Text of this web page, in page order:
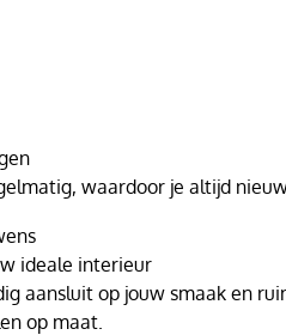
waardoor je altijd
ideale interieur
aansluit op jouw smaak en
op maat.